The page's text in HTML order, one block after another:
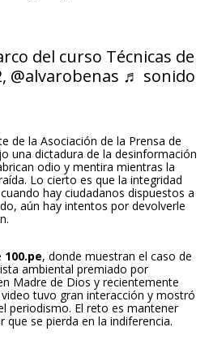
del curso Técnicas de
@alvarobenas ♬ sonido
de la Asociación de la Prensa de
una dictadura de la desinformación
odio y mentira mientras la
Lo cierto es que la integridad
hay ciudadanos dispuestos a
aún hay intentos por devolverle
100.pe, donde muestran el caso de
ambiental premiado por
Madre de Dios y recientemente
tuvo gran interacción y mostró
periodismo. El reto es mantener
que se pierda en la indiferencia.